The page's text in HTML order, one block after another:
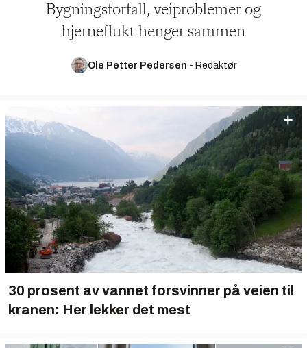
Bygningsforfall, veiproblemer og
hjerneflukt henger sammen
Ole Petter Pedersen - Redaktør
30 prosent av vannet forsvinner på veien til
kranen: Her lekker det mest